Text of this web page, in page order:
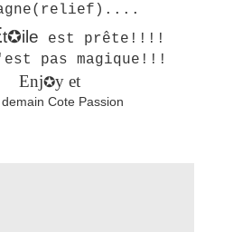
t✪ile est prête!!!!
pas magique!!!
Enj✪y et